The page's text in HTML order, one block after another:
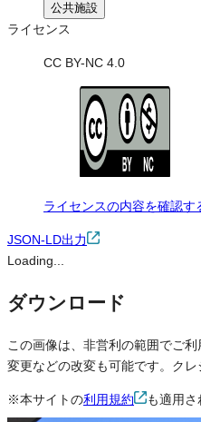
公共施設
ライセンス
CC BY-NC 4.0
ライセンスの内容を確認す
JSON-LD出力
Loading...
ダウンロード
この画像は、非営利の範囲でご
変更などの改変も可能です。クレ
※本サイトの利用規約 も適用さ